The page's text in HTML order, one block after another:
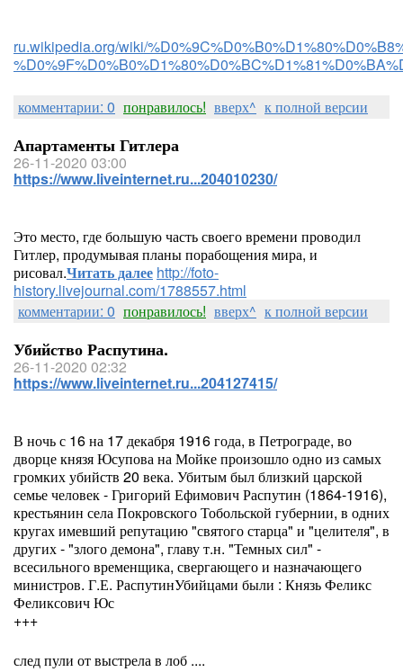
ru.wikipedia.org/wiki/
комментарии: 0 понравилось! вверх^ к полной версии
Апартаменты Гитлера
26-11-2020 03:00
https://www.liveinternet.ru...204010230/
Это место, где большую часть своего времени проводил
Гитлер, продумывая планы порабощения мира, и
рисовал.Читать далее http://foto-
history.livejournal.com/1788557.html
комментарии: 0 понравилось! вверх^ к полной версии
Убийство Распутина.
26-11-2020 02:32
https://www.liveinternet.ru...204127415/
В ночь с 16 на 17 декабря 1916 года, в Петрограде, во
дворце князя Юсупова на Мойке произошло одно из самых
громких убийств 20 века. Убитым был близкий царской
семье человек - Григорий Ефимович Распутин (1864-1916),
крестьянин села Покровского Тобольской губернии, в одних
кругах имевший репутацию "святого старца" и "целителя", в
других - "злого демона", главу т.н. "Темных сил" -
всесильного временщика, свергающего и назначающего
министров. Г.Е. РаспутинУбийцами были : Князь Феликс
Феликсович Юс
+++
след пули от выстрела в лоб ....